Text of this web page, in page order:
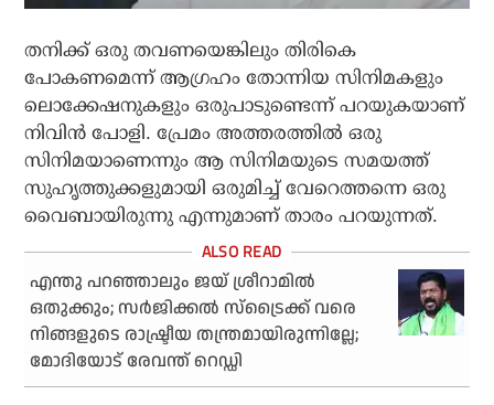
തനിക്ക് ഒരു തവണയെങ്കിലും തിരികെ
പോകണമെന്ന് ആഗ്രഹം തോന്നിയ സിനിമകളും
ലൊക്കേഷനുകളും ഒരുപാടുണ്ടെന്ന് പറയുകയാണ്
നിവിന്‍ പോളി. പ്രേമം അത്തരത്തില്‍ ഒരു
സിനിമയാണെന്നും ആ സിനിമയുടെ സമയത്ത്
സുഹൃത്തുക്കളുമായി ഒരുമിച്ച് വേറെത്തന്നെ ഒരു
വൈബായിരുന്നു എന്നുമാണ് താരം പറയുന്നത്.
എന്തു പറഞ്ഞാലും ജയ് ശ്രീറാമില്‍
ഒതുക്കും; സര്‍ജിക്കല്‍ സ്ട്രൈക്ക് വരെ
നിങ്ങളുടെ രാഷ്ട്രീയ തന്ത്രമായിരുന്നില്ലേ;
മോദിയോട് രേവന്ത് റെഡ്ഡി